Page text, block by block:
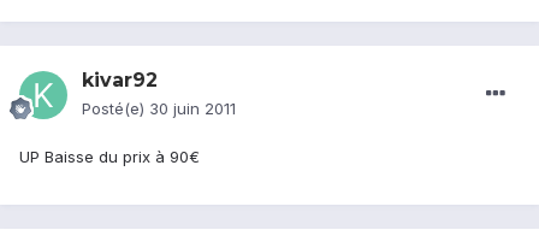
kivar92
Posté(e) 30 juin 2011
UP Baisse du prix à 90€